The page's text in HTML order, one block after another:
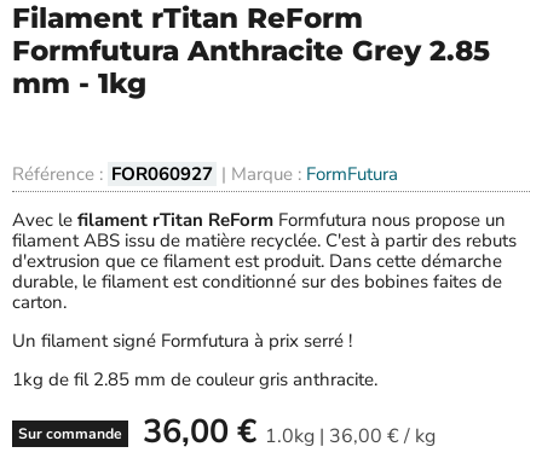
Filament rTitan ReForm
Formfutura Anthracite Grey 2.85
mm - 1kg
Référence : FOR060927 | Marque : FormFutura
Avec le filament rTitan ReForm Formfutura nous propose un
filament ABS issu de matière recyclée. C'est à partir des rebuts
d'extrusion que ce filament est produit. Dans cette démarche
durable, le filament est conditionné sur des bobines faites de
carton.
Un filament signé Formfutura à prix serré !
1kg de fil 2.85 mm de couleur gris anthracite.
Sur commande 36,00 € 1.0kg | 36,00 €/ kg